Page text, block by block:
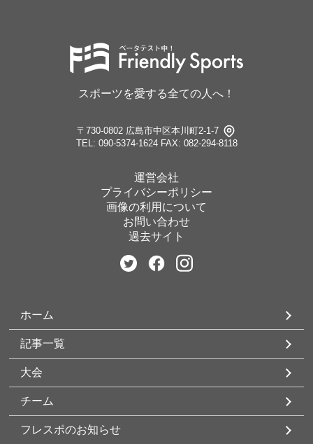
スポーツを愛する全ての人へ！
〒730-0802 広島市中区本川町2-1-7
TEL: 090-5374-1624 FAX: 082-294-8118
運営会社
プライバシーポリシー
画像の利用について
お問い合わせ
過去サイト
ホーム
記事一覧
大会
チーム
フレスポのお知らせ